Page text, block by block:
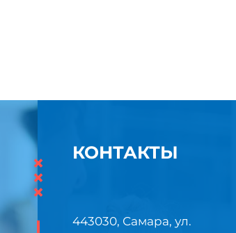
×
×
×
КОНТАКТЫ
443030, Самара, ул.